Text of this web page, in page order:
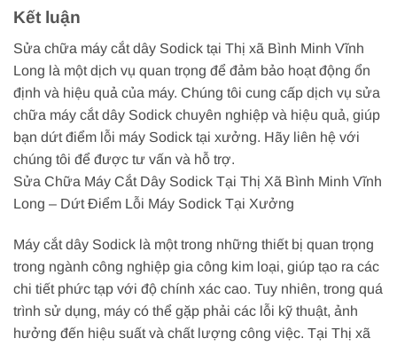
Kết luận
Sửa chữa máy cắt dây Sodick tại Thị xã Bình Minh Vĩnh
Long là một dịch vụ quan trọng để đảm bảo hoạt động ổn
định và hiệu quả của máy. Chúng tôi cung cấp dịch vụ sửa
chữa máy cắt dây Sodick chuyên nghiệp và hiệu quả, giúp
bạn dứt điểm lỗi máy Sodick tại xưởng. Hãy liên hệ với
chúng tôi để được tư vấn và hỗ trợ.
Sửa Chữa Máy Cắt Dây Sodick Tại Thị Xã Bình Minh Vĩnh
Long – Dứt Điểm Lỗi Máy Sodick Tại Xưởng
Máy cắt dây Sodick là một trong những thiết bị quan trọng
trong ngành công nghiệp gia công kim loại, giúp tạo ra các
chi tiết phức tạp với độ chính xác cao. Tuy nhiên, trong quá
trình sử dụng, máy có thể gặp phải các lỗi kỹ thuật, ảnh
hưởng đến hiệu suất và chất lượng công việc. Tại Thị xã